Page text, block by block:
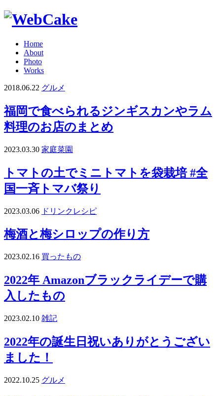
Home
About
Photo
Works
2018.06.22 グルメ
福岡で食べられるジンギスカンやラム
料理のお店のまとめ
2023.03.30 家庭菜園
トマトの土でミニトマトを袋栽培 #全
国一斉トマバ祭り
2023.03.06 ドリンクレシピ
梅酒と梅シロップの作り方
2023.02.16 買ったもの
2022年 Amazonブラックライデーで購
入したもの
2023.02.10 雑記
2022年の誕生日祝いありがとうござい
ました！
2022.10.25 グルメ